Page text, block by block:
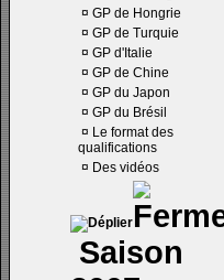
¤ GP de Hongrie
¤ GP de Turquie
¤ GP d'Italie
¤ GP de Chine
¤ GP du Japon
¤ GP du Brésil
¤ Le format des
qualifications
¤ Des vidéos
Saison